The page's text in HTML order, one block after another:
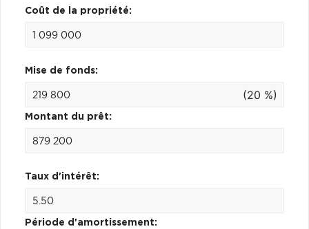
Coût de la propriété:
Mise de fonds:
(20 %)
Montant du prêt:
Taux d'intérêt:
Période d'amortissement: